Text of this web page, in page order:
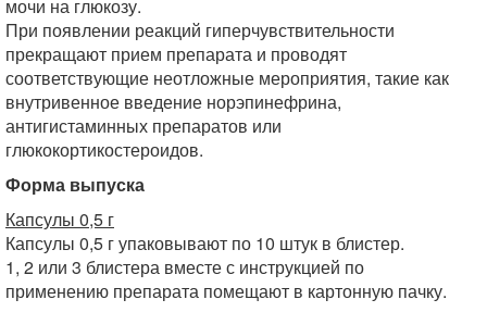
мочи на глюкозу.
При появлении реакций гиперчувствительности
прекращают прием препарата и проводят
соответствующие неотложные мероприятия, такие как
внутривенное введение норэпинефрина,
антигистаминных препаратов или
глюкокортикостероидов.
Форма выпуска
Капсулы 0,5 г
Капсулы 0,5 г упаковывают по 10 штук в блистер.
1, 2 или 3 блистера вместе с инструкцией по
применению препарата помещают в картонную пачку.